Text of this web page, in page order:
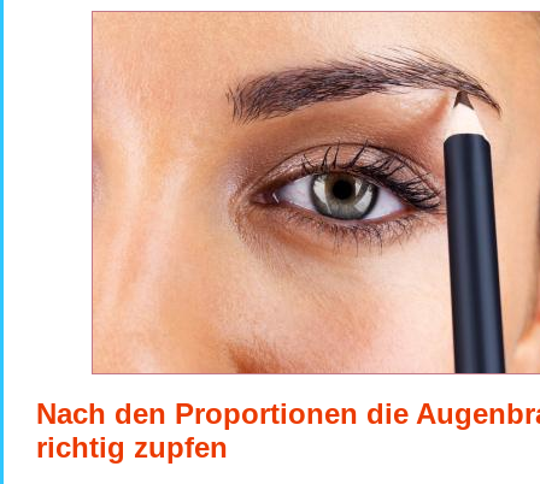
Nach den Proportionen die
richtig zupfen